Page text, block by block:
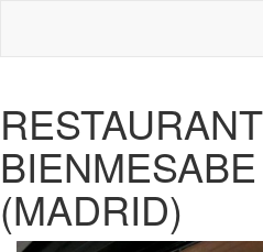
(MADRID)